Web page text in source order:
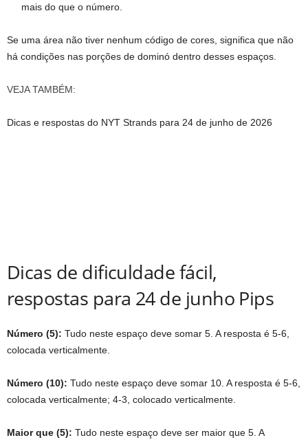
mais do que o número.
Se uma área não tiver nenhum código de cores, significa que não
há condições nas porções de dominó dentro desses espaços.
VEJA TAMBÉM:
Dicas e respostas do NYT Strands para 24 de junho de 2026
Dicas de dificuldade fácil,
respostas para 24 de junho Pips
Número (5): Tudo neste espaço deve somar 5. A resposta é 5-6,
colocada verticalmente.
Número (10): Tudo neste espaço deve somar 10. A resposta é 5-6,
colocada verticalmente; 4-3, colocado verticalmente.
Maior que (5): Tudo neste espaço deve ser maior que 5. A